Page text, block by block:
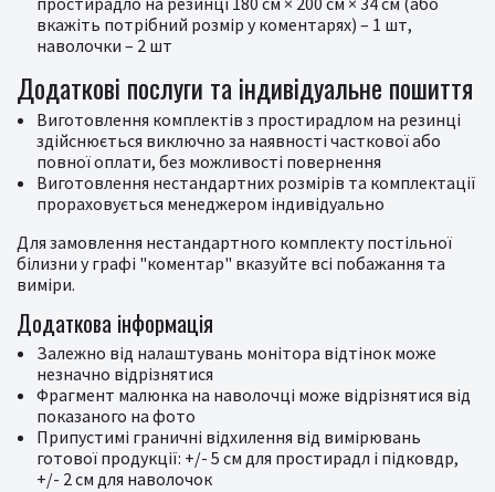
вкажіть потрібний розмір у коментарях) – 1 шт,
наволочки – 2 шт
Додаткові послуги та індивідуальне пошиття
Виготовлення комплектів з простирадлом на резинці
здійснюється виключно за наявності часткової або
повної оплати, без можливості повернення
Виготовлення нестандартних розмірів та комплектації
прораховується менеджером індивідуально
Для замовлення нестандартного комплекту постільної
білизни у графі "коментар" вказуйте всі побажання та
виміри.
Додаткова інформація
Залежно від налаштувань монітора відтінок може
незначно відрізнятися
Фрагмент малюнка на наволочці може відрізнятися від
показаного на фото
Припустимі граничні відхилення від вимірювань
готової продукції: +/- 5 см для простирадл і підковдр,
+/- 2 см для наволочок